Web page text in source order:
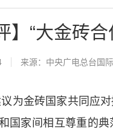
】“大金砖
来源：中央广电总台国
金砖国家共同应对
国家间相互尊重的